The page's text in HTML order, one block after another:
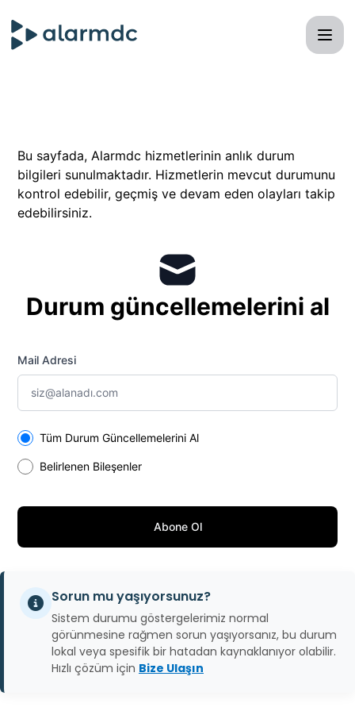
Bu sayfada, Alarmdc hizmetlerinin anlık durum
bilgileri sunulmaktadır. Hizmetlerin mevcut durumunu
kontrol edebilir, geçmiş ve devam eden olayları takip
edebilirsiniz.
Durum güncellemelerini al
Mail Adresi
Select the components you want to receive updates for
Tüm Durum Güncellemelerini Al
Belirlenen Bileşenler
Abone Ol
Sorun mu yaşıyorsunuz?
Sistem durumu göstergelerimiz normal
görünmesine rağmen sorun yaşıyorsanız, bu durum
lokal veya spesifik bir hatadan kaynaklanıyor olabilir.
Hızlı çözüm için Bize Ulaşın